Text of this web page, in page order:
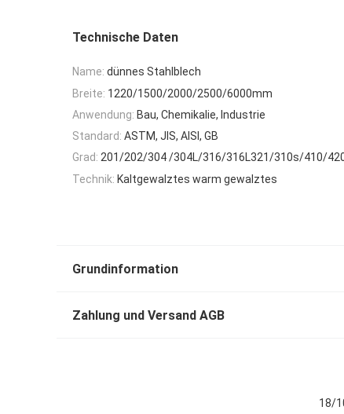
Technische Daten
Name: dünnes Stahlblech
Breite: 1220/1500/2000/2500/6000mm
Anwendung: Bau, Chemikalie, Industrie
Standard: ASTM, JIS, AISI, GB
Grad: 201/202/304 /304L/316/316L321/310s/410/
Technik: Kaltgewalztes warm gewalztes
Grundinformation
Zahlung und Versand AGB
18/